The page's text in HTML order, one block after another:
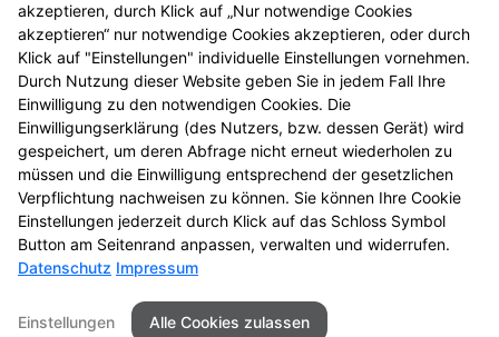
Weitere Behandlungen:
21 Akne-Behandlung bis 45 Min. 37,00€
Gerne vereinbaren wir einen Termin mit Ihnen
Tel.: 07454 – 96 14 99
Seitenübersicht Kontakt
Impressum
Datenschutz
Barrierefreiheit
akzeptieren, durch Klick auf „Nur notwendige Cookies
akzeptieren“ nur notwendige Cookies akzeptieren, oder durch
Klick auf "Einstellungen" individuelle Einstellungen vornehmen.
Durch Nutzung dieser Website geben Sie in jedem Fall Ihre
Einwilligung zu den notwendigen Cookies. Die
Einwilligungserklärung (des Nutzers, bzw. dessen Gerät) wird
gespeichert, um deren Abfrage nicht erneut wiederholen zu
müssen und die Einwilligung entsprechend der gesetzlichen
Verpflichtung nachweisen zu können. Sie können Ihre Cookie
Einstellungen jederzeit durch Klick auf das Schloss Symbol
Button am Seitenrand anpassen, verwalten und widerrufen.
Datenschutz Impressum
Einstellungen Alle Cookies zulassen